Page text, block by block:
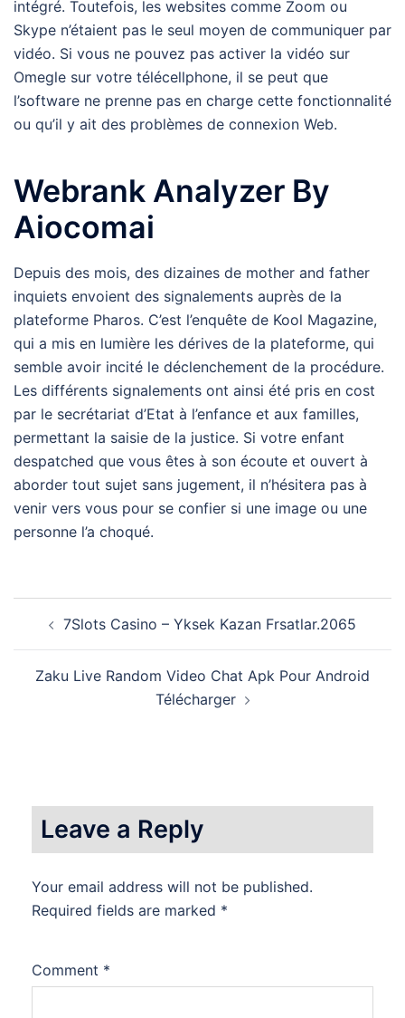
intégré. Toutefois, les websites comme Zoom ou
Skype n’étaient pas le seul moyen de communiquer par
vidéo. Si vous ne pouvez pas activer la vidéo sur
Omegle sur votre télécellphone, il se peut que
l’software ne prenne pas en charge cette fonctionnalité
ou qu’il y ait des problèmes de connexion Web.
Webrank Analyzer By
Aiocomai
Depuis des mois, des dizaines de mother and father
inquiets envoient des signalements auprès de la
plateforme Pharos. C’est l’enquête de Kool Magazine,
qui a mis en lumière les dérives de la plateforme, qui
semble avoir incité le déclenchement de la procédure.
Les différents signalements ont ainsi été pris en cost
par le secrétariat d’Etat à l’enfance et aux familles,
permettant la saisie de la justice. Si votre enfant
despatched que vous êtes à son écoute et ouvert à
aborder tout sujet sans jugement, il n’hésitera pas à
venir vers vous pour se confier si une image ou une
personne l’a choqué.
Post
navigation
7Slots Casino – Yksek Kazan Frsatlar.2065
Zaku Live Random Video Chat Apk Pour Android
Télécharger
Leave a Reply
Your email address will not be published.
Required fields are marked *
Comment *